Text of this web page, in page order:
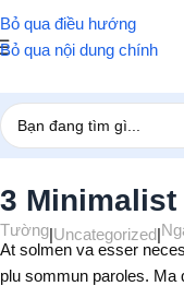
Bỏ qua điều hướng
Bỏ qua nội dung chính
Trang chủ/ Uncategorized
3 Minimalist
Tường|Uncategorized|
At solmen va esser
plu sommun paroles. Ma